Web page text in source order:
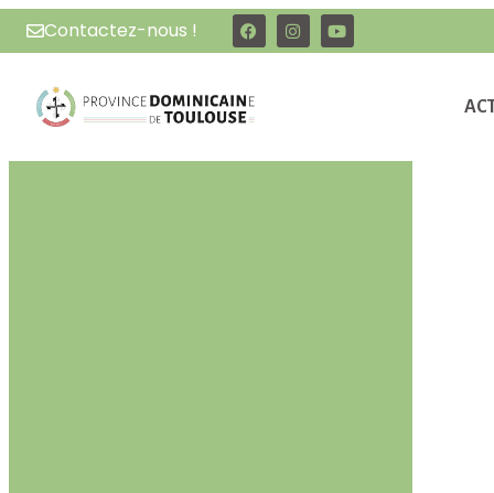
Contactez-nous !